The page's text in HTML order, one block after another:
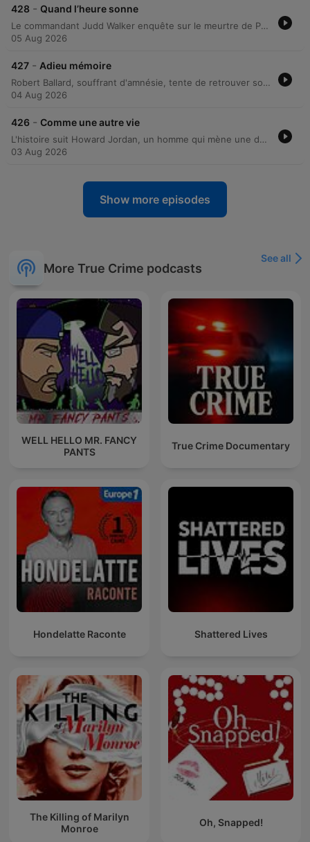
428 - Quand l’heure sonne
Le commandant Judd Walker enquête sur le meurtre de Peter Russell, un vieil homme retrouvé assassiné dans son bungalow. Après avoir découvert une empreinte de chaussure et confronté les héritiers, Judd utilise une manipulation de l'heure d'une pendule pour briser l'alibi de Duane Fischer. Lors d'un interrogatoire tendu, le sergent Judd démontre que le mécanisme de sonnerie a trahi la tentative de falsification du suspect. Acculé par les preuves matérielles et la faille technique, Fischer finit par avouer avoir étranglé son oncle lors d'une dispute.
05 Aug 2026
427 - Adieu mémoire
Robert Ballard, souffrant d'amnésie, tente de retrouver son identité et sa fortune sous la surveillance de son homme d'affaires, Martin. Après découvrir que son valet Francis détient un secret compromettant sur un meurtre passé, Robert met en place un plan machiavélique pour éliminer le témoin. Le récit suit l'empoisonnement de Francis et la tentative de fuite du narrateur, interrompue par un contrôle de police. La découverte d'une lettre de rupture de sa femme Sophie provoque alors le retour soudain de sa mémoire, révélant une machination complexe impliquant chantage et manipulation.
04 Aug 2026
426 - Comme une autre vie
L'histoire suit Howard Jordan, un homme qui mène une double vie sous l'identité de Dan Baker pour échapper à la routine de son mariage. Après avoir découvert que sa femme Caroline a un amant, il sombre dans une rage meurtrière et décide de planifier sa vengeance. Howard utilise sa fausse identité pour attirer Caroline dans un appartement afin de l'étrangler. Il tente ensuite de détourner les soupçons en appelant la police pour signaler sa disparition, mais l'enquête finit par révéler le corps et confronter Howard à sa propre mise en scène.
03 Aug 2026
Show more episodes
More True Crime podcasts
See all
WELL HELLO MR. FANCY
PANTS
True Crime Documentary
Hondelatte Raconte Shattered Lives
The Killing of Marilyn
Monroe
Oh, Snapped!